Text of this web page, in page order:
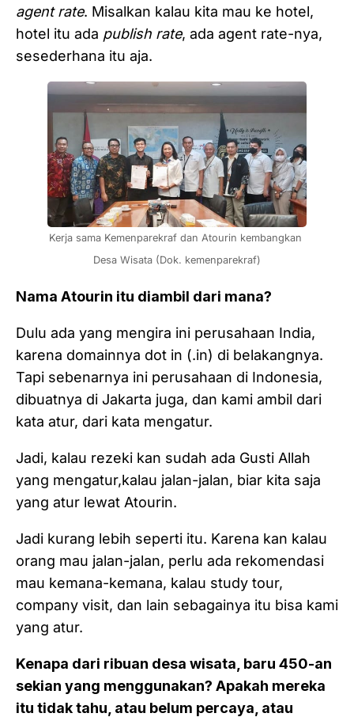
agent rate. Misalkan kalau kita mau ke hotel,
hotel itu ada publish rate, ada agent rate-nya,
sesederhana itu aja.
Kerja sama Kemenparekraf dan Atourin kembangkan
Desa Wisata (Dok. kemenparekraf)
Nama Atourin itu diambil dari mana?
Dulu ada yang mengira ini perusahaan India,
karena domainnya dot in (.in) di belakangnya.
Tapi sebenarnya ini perusahaan di Indonesia,
dibuatnya di Jakarta juga, dan kami ambil dari
kata atur, dari kata mengatur.
Jadi, kalau rezeki kan sudah ada Gusti Allah
yang mengatur,kalau jalan-jalan, biar kita saja
yang atur lewat Atourin.
Jadi kurang lebih seperti itu. Karena kan kalau
orang mau jalan-jalan, perlu ada rekomendasi
mau kemana-kemana, kalau study tour,
company visit, dan lain sebagainya itu bisa kami
yang atur.
Kenapa dari ribuan desa wisata, baru 450-an
sekian yang menggunakan? Apakah mereka
itu tidak tahu, atau belum percaya, atau